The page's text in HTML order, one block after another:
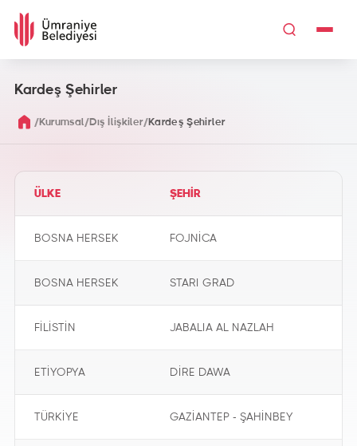
Kardeş Şehirler
/Kurumsal/Dış İlişkiler/Kardeş Şehirler
ÜLKE ŞEHİR
BOSNA HERSEK FOJNİCA
BOSNA HERSEK STARI GRAD
FİLİSTİN JABALIA AL NAZLAH
ETİYOPYA DİRE DAWA
TÜRKİYE GAZİANTEP - ŞAHİNBEY